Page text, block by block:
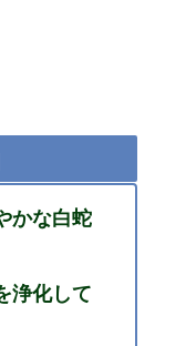
かな白蛇
浄化して